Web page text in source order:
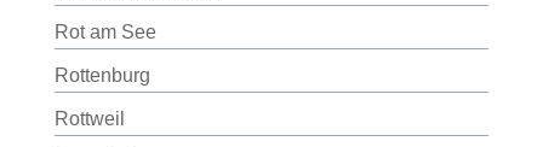
Rot am See
Rottenburg
Rottweil